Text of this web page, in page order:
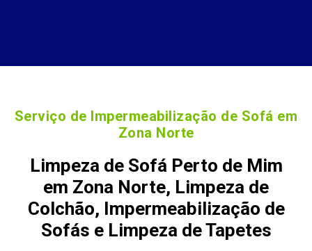
Serviço de Impermeabilização de Sofá em
Zona Norte
Limpeza de Sofá Perto de Mim
em Zona Norte, Limpeza de
Colchão, Impermeabilização de
Sofás e Limpeza de Tapetes